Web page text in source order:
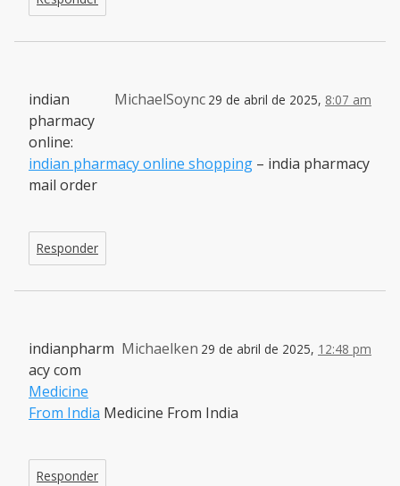
MichaelSoync 29 de abril de 2025, 8:07 am
indian
pharmacy
online:
indian pharmacy online shopping – india pharmacy
mail order
Responder
Michaelken 29 de abril de 2025, 12:48 pm
indianpharm
acy com
Medicine
From India Medicine From India
Responder